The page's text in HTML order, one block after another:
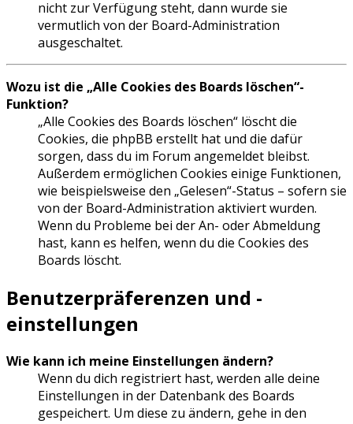
nicht zur Verfügung steht, dann wurde sie
vermutlich von der Board-Administration
ausgeschaltet.
Wozu ist die „Alle Cookies des Boards löschen“-
Funktion?
„Alle Cookies des Boards löschen“ löscht die
Cookies, die phpBB erstellt hat und die dafür
sorgen, dass du im Forum angemeldet bleibst.
Außerdem ermöglichen Cookies einige Funktionen,
wie beispielsweise den „Gelesen“-Status – sofern sie
von der Board-Administration aktiviert wurden.
Wenn du Probleme bei der An- oder Abmeldung
hast, kann es helfen, wenn du die Cookies des
Boards löscht.
Benutzerpräferenzen und -
einstellungen
Wie kann ich meine Einstellungen ändern?
Wenn du dich registriert hast, werden alle deine
Einstellungen in der Datenbank des Boards
gespeichert. Um diese zu ändern, gehe in den